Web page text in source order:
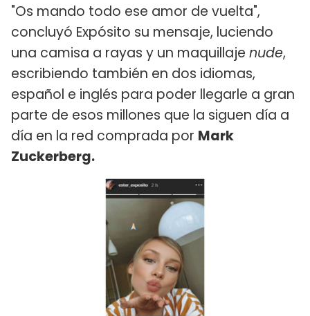
"Os mando todo ese amor de vuelta",
concluyó Expósito su mensaje, luciendo
una camisa a rayas y un maquillaje nude,
escribiendo también en dos idiomas,
español e inglés para poder llegarle a gran
parte de esos millones que la siguen día a
día en la red comprada por Mark
Zuckerberg.